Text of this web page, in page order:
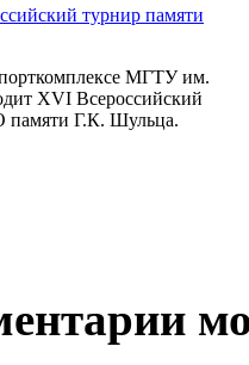
турнир памяти
МГТУ им.
XVI Всероссийский
Г.К. Шульца.